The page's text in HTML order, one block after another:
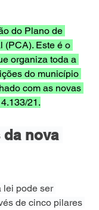
do Plano de
(PCA). Este é o
organiza toda a
do município
com as novas
21.
da nova
lei pode ser
de cinco pilares